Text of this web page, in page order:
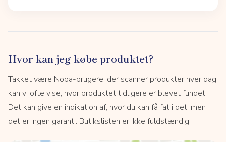
Hvor kan jeg købe produktet?
Takket være Noba-brugere, der scanner produkter hver dag,
kan vi ofte vise, hvor produktet tidligere er blevet fundet.
Det kan give en indikation af, hvor du kan få fat i det, men
det er ingen garanti. Butikslisten er ikke fuldstændig.